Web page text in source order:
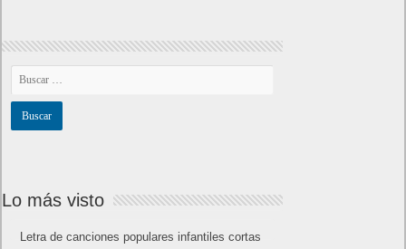
Lo más visto
Letra de canciones populares infantiles cortas